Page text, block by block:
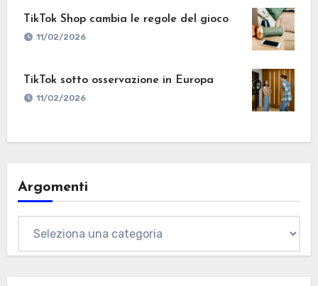
TikTok Shop cambia le regole del gioco
11/02/2026
TikTok sotto osservazione in Europa
11/02/2026
Argomenti